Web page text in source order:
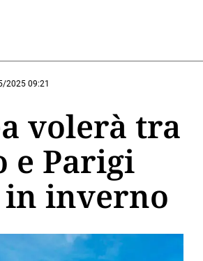
2025 09:21
volerà tra
e Parigi
in inverno